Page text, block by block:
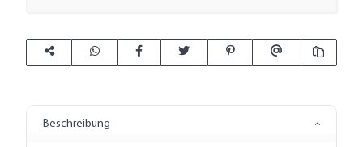
Beschreibung